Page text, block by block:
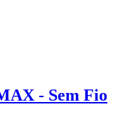
- Sem Fio